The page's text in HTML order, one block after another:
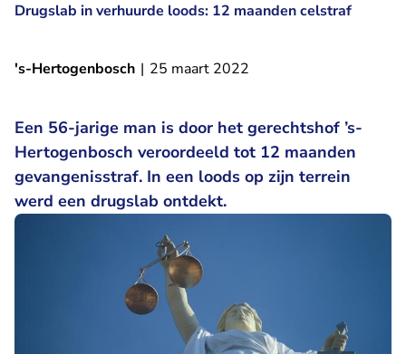
Drugslab in verhuurde loods: 12 maanden celstraf
's-Hertogenbosch | 25 maart 2022
Een 56-jarige man is door het gerechtshof ’s-
Hertogenbosch veroordeeld tot 12 maanden
gevangenisstraf. In een loods op zijn terrein
werd een drugslab ontdekt.